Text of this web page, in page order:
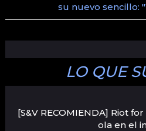
su nuevo sencillo:
LO QUE
[S&V RECOMIENDA] Riot
ola en el